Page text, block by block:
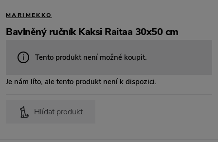
MARIMEKKO
Bavlněný ručník Kaksi Raitaa 30x50 cm
Tento produkt není možné koupit.
Je nám líto, ale tento produkt není k dispozici.
Hlídat produkt